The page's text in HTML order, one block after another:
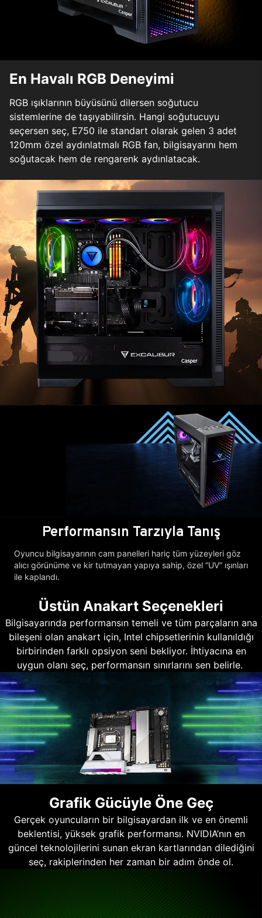
En Havalı RGB Deneyimi
RGB ışıklarının büyüsünü dilersen soğutucu
sistemlerine de taşıyabilirsin. Hangi soğutucuyu
seçersen seç, E750 ile standart olarak gelen 3 adet
120mm özel aydınlatmalı RGB fan, bilgisayarını hem
soğutacak hem de rengarenk aydınlatacak.
Performansın Tarzıyla Tanış
Oyuncu bilgisayarının cam panelleri hariç tüm yüzeyleri göz
alıcı görünüme ve kir tutmayan yapıya sahip, özel “UV” ışınları
ile kaplandı.
Üstün Anakart Seçenekleri
Bilgisayarında performansın temeli ve tüm parçaların ana
bileşeni olan anakart için, Intel chipsetlerinin kullanıldığı
birbirinden farklı opsiyon seni bekliyor. İhtiyacına en
uygun olanı seç, performansın sınırlarını sen belirle.
Grafik Gücüyle Öne Geç
Gerçek oyuncuların bir bilgisayardan ilk ve en önemli
beklentisi, yüksek grafik performansı. NVIDIA’nın en
güncel teknolojilerini sunan ekran kartlarından dilediğini
seç, rakiplerinden her zaman bir adım önde ol.